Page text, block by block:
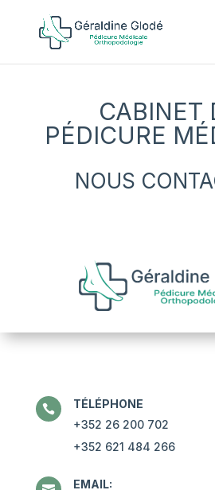
CABINET
PÉDICURE
NOUS

TÉLÉPHONE
+352 26 200 702
+352 621 484 266
EMAIL: